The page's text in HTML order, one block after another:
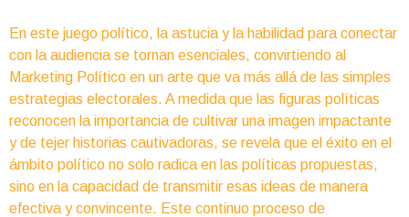
En este juego político, la astucia y la habilidad para conectar
con la audiencia se tornan esenciales, convirtiendo al
Marketing Político en un arte que va más allá de las simples
estrategias electorales. A medida que las figuras políticas
reconocen la importancia de cultivar una imagen impactante
y de tejer historias cautivadoras, se revela que el éxito en el
ámbito político no solo radica en las políticas propuestas,
sino en la capacidad de transmitir esas ideas de manera
efectiva y convincente. Este continuo proceso de